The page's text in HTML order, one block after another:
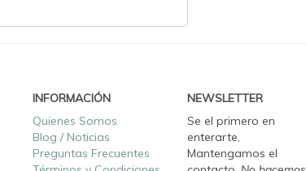
INFORMACIÓN
Quienes Somos
Blog / Noticias
Preguntas Frecuentes
NEWSLETTER
Se el primero en
enterarte,
Mantengamos el